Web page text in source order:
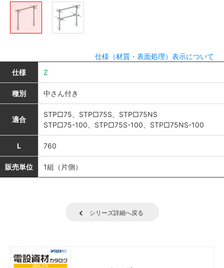
仕様（材質・表面処理）表示について
仕様
Z
種別 中さん付き
適合
STP□75、STP□75S、STP□75NS
STP□75-100、STP□75S-100、STP□75NS-100
L 760
販売単位 1組（片側）
シリーズ詳細へ戻る